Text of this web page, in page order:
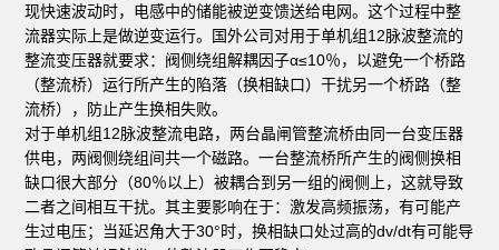
现快速波动时，电感中的储能被逆变馈送给电网。这个过程中整
流器实际上是做逆变运行。国外公司对用于单机组12脉波整流的
整流变压器就要求：阀侧绕组解耦因子α≤10％，以避免一个桥路
（整流桥）运行所产生的陷落（换相缺口）干扰另一个桥路（整
流桥），防止产生换相失败。
对于单机组12脉波整流电路，两台晶闸管整流桥由同一台变压器
供电，两阀侧绕组间共一个磁路。一台整流桥所产生的阀侧换相
缺口很大部分（80％以上）被耦合到另一组的阀侧上，这就导致
二者之间相互干扰。其主要影响在于：激发高频振荡，有可能产
生过电压；当延迟角大于30°时，换相缺口处过高的dv/dt有可能导